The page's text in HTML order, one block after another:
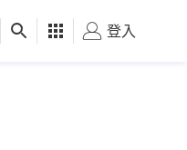
健康 好食玩飛
登入